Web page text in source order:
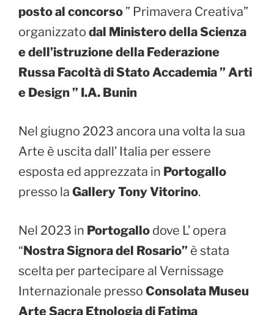
posto al concorso ” Primavera Creativa”
organizzato dal Ministero della Scienza
e dell’istruzione della Federazione
Russa Facoltà di Stato Accademia ” Arti
e Design ” I.A. Bunin
Nel giugno 2023 ancora una volta la sua
Arte è uscita dall’ Italia per essere
esposta ed apprezzata in Portogallo
presso la Gallery Tony Vitorino.
Nel 2023 in Portogallo dove L’ opera
“Nostra Signora del Rosario” è stata
scelta per partecipare al Vernissage
Internazionale presso Consolata Museu
Arte Sacra Etnologia di Fatima